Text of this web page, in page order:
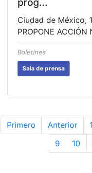
Ciudad de México,
PROPONE ACCIÓN
Boletines
Sala de prensa
Primero Anterior 1
9
10